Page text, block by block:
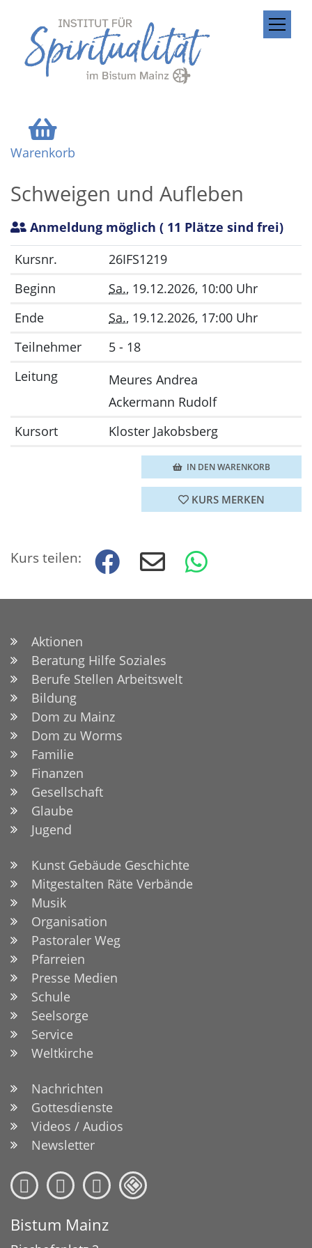
Warenkorb
Schweigen und Aufleben
Anmeldung möglich ( 11 Plätze sind frei)
Kursnr.
26IFS1219
Beginn
Sa., 19.12.2026, 10:00 Uhr
Ende
Sa., 19.12.2026, 17:00 Uhr
Teilnehmer
5 - 18
Leitung
Meures Andrea
Ackermann Rudolf
Kursort
Kloster Jakobsberg
IN DEN WARENKORB
KURS MERKEN
Kurs teilen:
Aktionen
Beratung Hilfe Soziales
Berufe Stellen Arbeitswelt
Bildung
Dom zu Mainz
Dom zu Worms
Familie
Finanzen
Gesellschaft
Glaube
Jugend
Kunst Gebäude Geschichte
Mitgestalten Räte Verbände
Musik
Organisation
Pastoraler Weg
Pfarreien
Presse Medien
Schule
Seelsorge
Service
Weltkirche
Nachrichten
Gottesdienste
Videos / Audios
Newsletter
Bistum Mainz